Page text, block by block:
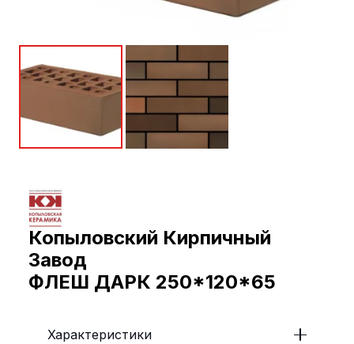
Копыловский Кирпичный
Завод
ФЛЕШ ДАРК 250*120*65
Характеристики